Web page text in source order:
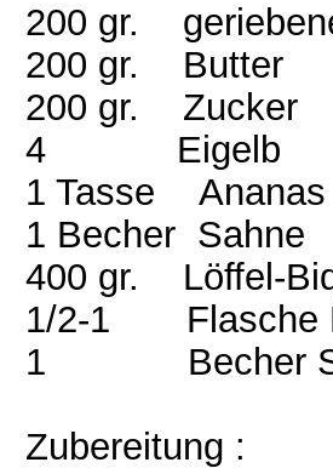
200 gr.
200 gr. Butter
200 gr. Zucker
4 Eigelb
1 Tasse Ananas
1 Becher Sahne
400 gr. Löffel-
1/2-1 Flasche
1 Becher
Zubereitung :